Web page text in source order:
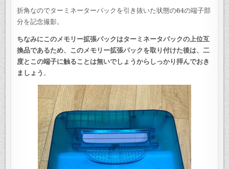
折角なのでターミネーターパックを引き抜いた状態の64の端子部
分を記念撮影。
ちなみにこのメモリー拡張パックはターミネータパックの上位互
換品であるため、このメモリー拡張パックを取り付けた後は、二
度とこの端子に触ることは無いでしょうからしっかり拝んでおき
ましょう 。